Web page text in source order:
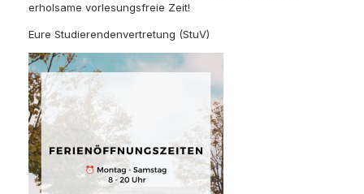
erholsame vorlesungsfreie Zeit!
Eure Studierendenvertretung (StuV)